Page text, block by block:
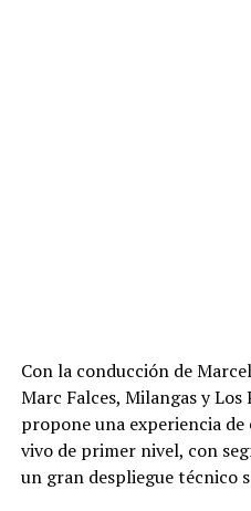
Con la conducción de
Marc Falces, Milangas y Los
propone una experiencia
vivo de primer nivel, con
un gran despliegue técnico